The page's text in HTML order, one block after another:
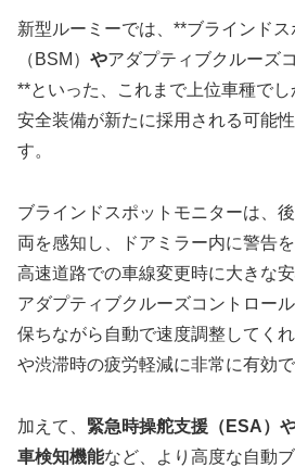
新型ルーミーでは、**ブラインド
（BSM） やアダプティブクルーズ
**といった、これまで上位車種で
安全装備が新たに採用される可能
す。
ブラインドスポットモニターは、
両を感知し、ドアミラー内に警告
高速道路での車線変更時に大きな
アダプティブクルーズコントロー
保ちながら自動で速度調整してく
や渋滞時の疲労軽減に非常に有効で
加えて、 緊急時操舵支援（ESA）
車検知機能など、より高度な自動